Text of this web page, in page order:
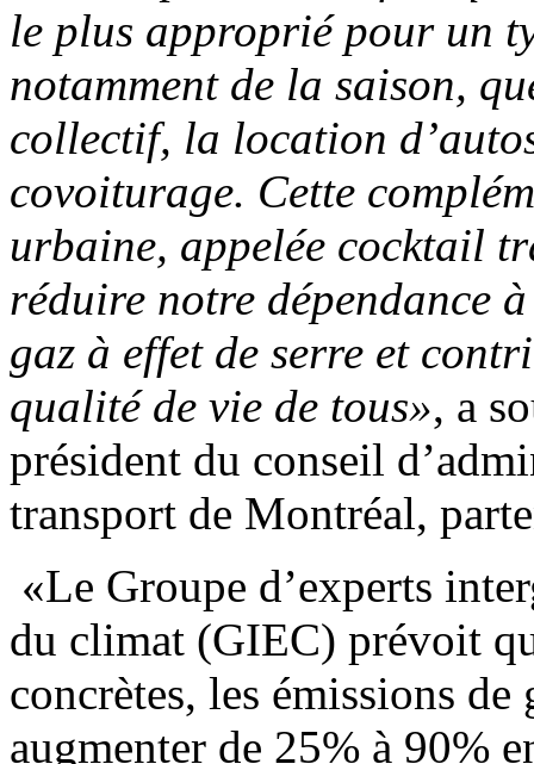
le plus approprié pour un
notamment de la saison,
collectif, la location
covoiturage. Cette
urbaine, appelée cocktail
réduire notre dépendance
gaz à effet de serre et
qualité de vie de tous», a
président du conseil
transport de Montréal,
«Le Groupe d’experts
du climat (GIEC) prévoit
concrètes, les émissions
augmenter de 25% à 90%